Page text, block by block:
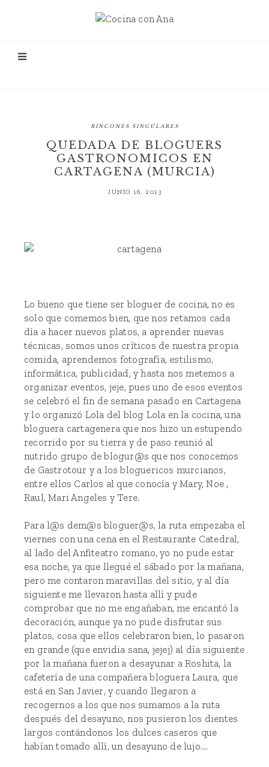
RINCONES SINGULARES
QUEDADA DE BLOGUERS
GASTRONOMICOS EN
CARTAGENA (MURCIA)
JUNIO 16, 2013
Lo bueno que tiene ser bloguer de cocina, no es
solo que comemos bien, que nos retamos cada
día a hacer nuevos platos, a aprender nuevas
técnicas, somos unos críticos de nuestra propia
comida, aprendemos fotografía, estilismo,
informática, publicidad, y hasta nos metemos a
organizar eventos, jeje, pues uno de esos eventos
se celebró el fin de semana pasado en Cartagena
y lo organizó Lola del blog Lola en la cocina, una
bloguera cartagenera que nos hizo un estupendo
recorrido por su tierra y de paso reunió al
nutrido grupo de blogur@s que nos conocemos
de Gastrotour y a los bloguericos murcianos,
entre ellos Carlos al que conocía y Mary, Noe ,
Raul, Mari Angeles y Tere.
Para l@s dem@s bloguer@s, la ruta empezaba el
viernes con una cena en el Restaurante Catedral,
al lado del Anfiteatro romano, yo no pude estar
esa noche, ya que llegué el sábado por la mañana,
pero me contaron maravillas del sitio, y al día
siguiente me llevaron hasta allí y pude
comprobar que no me engañaban, me encantó la
decoración, aunque ya no pude disfrutar sus
platos, cosa que ellos celebraron bien, lo pasaron
en grande (que envidia sana, jejej) al día siguiente
por la mañana fueron a desayunar a Roshita, la
cafetería de una compañera bloguera Laura, que
está en San Javier, y cuando llegaron a
recogernos a los que nos sumamos a la ruta
después del desayuno, nos pusieron los dientes
largos contándonos los dulces caseros que
habían tomado allí, un desayuno de lujo....